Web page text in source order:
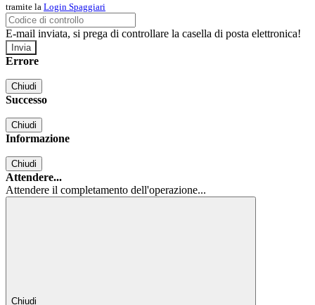
tramite la Login Spaggiari
E-mail inviata, si prega di controllare la casella di posta elettronica!
Errore
Chiudi
Successo
Chiudi
Informazione
Chiudi
Attendere...
Attendere il completamento dell'operazione...
Chiudi